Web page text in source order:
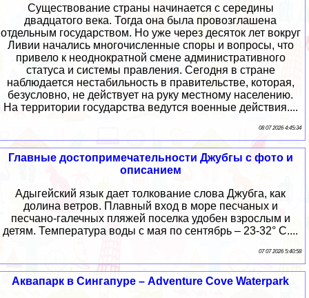
Существование страны начинается с середины
двадцатого века. Тогда она была провозглашена
отдельным государством. Но уже через десяток лет вокруг
Ливии начались многочисленные споры и вопросы, что
привело к неоднократной смене административного
статуса и системы правления. Сегодня в стране
наблюдается нестабильность в правительстве, которая,
безусловно, не действует на руку местному населению.
На территории государства ведутся военные действия....
08 07 2026 4:45:34
Главные достопримечательности Джубгы с фото и
описанием
Адыгейский язык дает толкование слова Джубга, как
долина ветров. Плавный вход в море песчаных и
песчано-галечных пляжей поселка удобен взрослым и
детям. Температура воды с мая по сентябрь – 23-32° С....
07 07 2026 5:40:58
Аквапарк в Сингапуре – Adventure Cove Waterpark